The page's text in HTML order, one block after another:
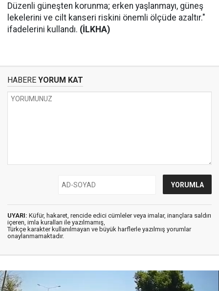
Düzenli güneşten korunma; erken yaşlanmayı, güneş
lekelerini ve cilt kanseri riskini önemli ölçüde azaltır."
ifadelerini kullandı. (İLKHA)
HABERE YORUM KAT
UYARI: Küfür, hakaret, rencide edici cümleler veya imalar, inançlara saldırı
içeren, imla kuralları ile yazılmamış,
Türkçe karakter kullanılmayan ve büyük harflerle yazılmış yorumlar
onaylanmamaktadır.